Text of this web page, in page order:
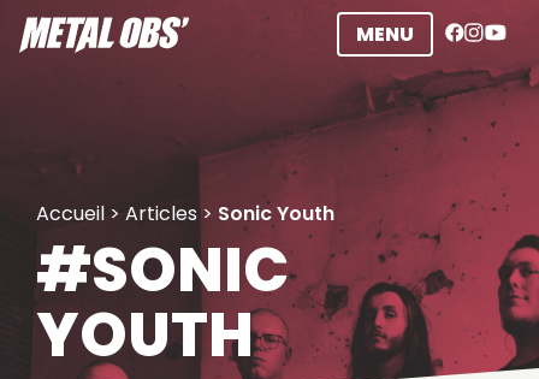
Aller
au
MENU
Accueil > Articles > Sonic Youth
#SONIC
YOUTH